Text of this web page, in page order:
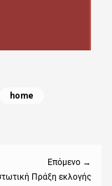
Tagshome
Επόμενο →
Πράξη εκλογής